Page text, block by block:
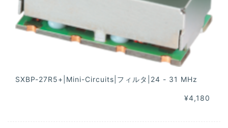
SXBP-27R5+|Mini-Circuits|フィルタ|24 - 31 MHz
¥4,180